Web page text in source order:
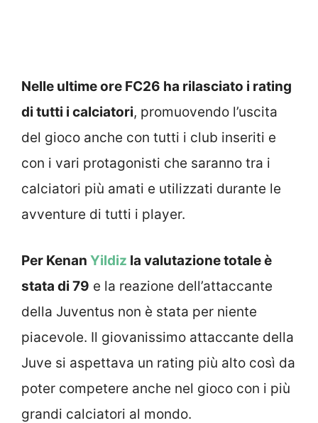
Nelle ultime ore FC26 ha rilasciato i rating
di tutti i calciatori, promuovendo l’uscita
del gioco anche con tutti i club inseriti e
con i vari protagonisti che saranno tra i
calciatori più amati e utilizzati durante le
avventure di tutti i player.
Per Kenan Yildiz la valutazione totale è
stata di 79 e la reazione dell’attaccante
della Juventus non è stata per niente
piacevole. Il giovanissimo attaccante della
Juve si aspettava un rating più alto così da
poter competere anche nel gioco con i più
grandi calciatori al mondo.